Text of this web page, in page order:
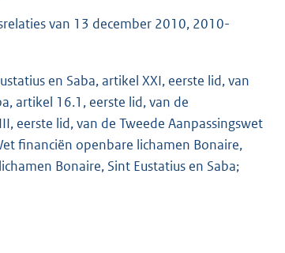
van 13 december 2010, 2010-
en Saba, artikel XXI, eerste lid, van
artikel 16.1, eerste lid, van de
eerste lid, van de Tweede Aanpassingswet
financiën openbare lichamen Bonaire,
Bonaire, Sint Eustatius en Saba;